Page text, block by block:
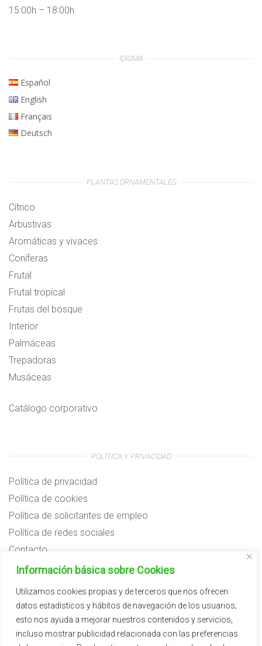
Información básica sobre Cookies
Utilizamos cookies propias y de terceros que nos ofrecen
datos estadísticos y hábitos de navegación de los usuarios;
esto nos ayuda a mejorar nuestros contenidos y servicios,
incluso mostrar publicidad relacionada con las preferencias
15:00h – 18:00h
IDIOMA
Español
English
Français
Deutsch
PLANTAS ORNAMENTALES
Cítrico
Arbustivas
Aromáticas y vivaces
Coníferas
Frutal
Frutal tropical
Frutas del bosque
Interior
Palmáceas
Trepadoras
Musáceas
Catálogo corporativo
POLÍTICA Y PRIVACIDAD
Política de privacidad
Política de cookies
Política de solicitantes de empleo
Política de redes sociales
Contacto
Preguntas frecuentes
Subvenciones